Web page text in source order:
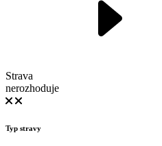
Strava
nerozhoduje
Typ stravy